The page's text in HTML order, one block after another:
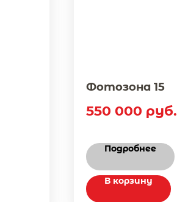
Фотозона 15
550 000 руб.
Подробнее
В корзину